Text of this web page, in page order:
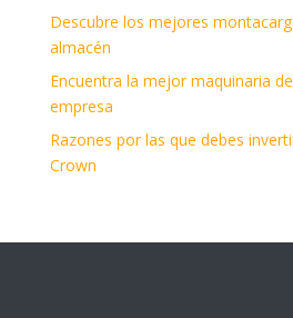
Descubre los mejores
almacén
Encuentra la mejor maquinaria
empresa
Razones por las que debes
Crown